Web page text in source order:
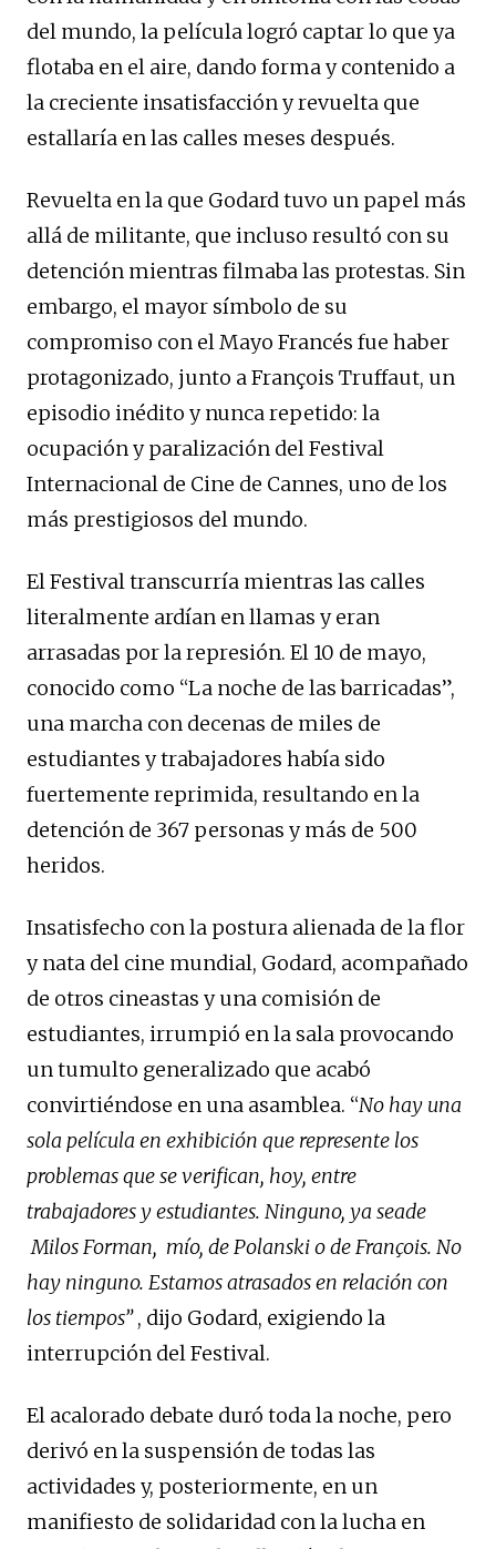
del mundo, la película logró captar lo que ya
flotaba en el aire, dando forma y contenido a
la creciente insatisfacción y revuelta que
estallaría en las calles meses después.
Revuelta en la que Godard tuvo un papel más
allá de militante, que incluso resultó con su
detención mientras filmaba las protestas. Sin
embargo, el mayor símbolo de su
compromiso con el Mayo Francés fue haber
protagonizado, junto a François Truffaut, un
episodio inédito y nunca repetido: la
ocupación y paralización del Festival
Internacional de Cine de Cannes, uno de los
más prestigiosos del mundo.
El Festival transcurría mientras las calles
literalmente ardían en llamas y eran
arrasadas por la represión. El 10 de mayo,
conocido como “La noche de las barricadas”,
una marcha con decenas de miles de
estudiantes y trabajadores había sido
fuertemente reprimida, resultando en la
detención de 367 personas y más de 500
heridos.
Insatisfecho con la postura alienada de la flor
y nata del cine mundial, Godard, acompañado
de otros cineastas y una comisión de
estudiantes, irrumpió en la sala provocando
un tumulto generalizado que acabó
convirtiéndose en una asamblea. “No hay una
sola película en exhibición que represente los
problemas que se verifican, hoy, entre
trabajadores y estudiantes. Ninguno, ya seade
Milos Forman, mío, de Polanski o de François. No
hay ninguno. Estamos atrasados en relación con
los tiempos”, dijo Godard, exigiendo la
interrupción del Festival.
El acalorado debate duró toda la noche, pero
derivó en la suspensión de todas las
actividades y, posteriormente, en un
manifiesto de solidaridad con la lucha en